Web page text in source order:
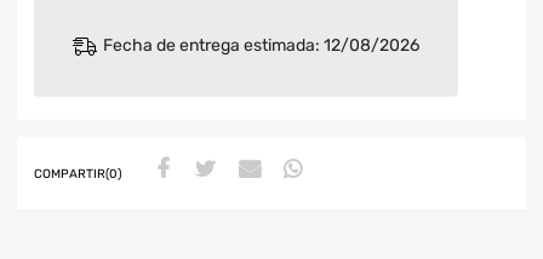
Fecha de entrega estimada: 12/08/2026
COMPARTIR(0)